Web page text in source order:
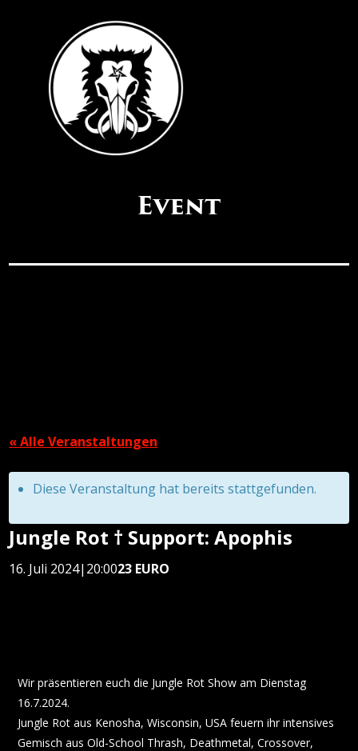
Event
« Alle Veranstaltungen
Diese Veranstaltung hat bereits stattgefunden.
Jungle Rot † Support: Apophis
16. Juli 2024|20:0023 EURO
Wir präsentieren euch die Jungle Rot Show am Dienstag
16.7.2024.
Jungle Rot aus Kenosha, Wisconsin, USA feuern ihr intensives
Gemisch aus Old-School Thrash, Deathmetal, Crossover,